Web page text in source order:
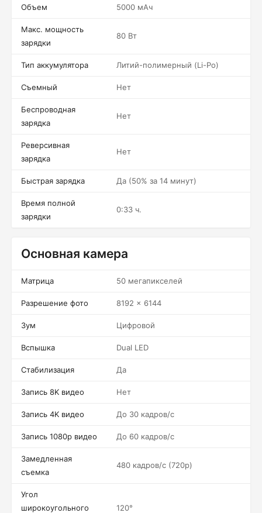
Объем 5000 мАч
Макс. мощность
зарядки
80 Вт
Тип аккумулятора Литий-полимерный (Li-Po)
Съемный Нет
Беспроводная
зарядка
Нет
Реверсивная
зарядка
Нет
Быстрая зарядка Да (50% за 14 минут)
Время полной
зарядки
0:33 ч.
Основная камера
Матрица 50 мегапикселей
Разрешение фото 8192 x 6144
Зум Цифровой
Вспышка Dual LED
Стабилизация Да
Запись 8K видео Нет
Запись 4K видео До 30 кадров/c
Запись 1080p видео До 60 кадров/c
Замедленная
съемка
480 кадров/c (720p)
Угол
широкоугольного
120°